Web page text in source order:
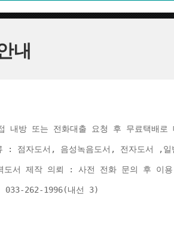
내
내방 또는 전화대출 요청 후 무료택배
: 점자도서, 음성녹음도서, 전자도서 ,
도서 제작 의뢰 : 사전 전화 문의 후 이
033-262-1996(내선 3)